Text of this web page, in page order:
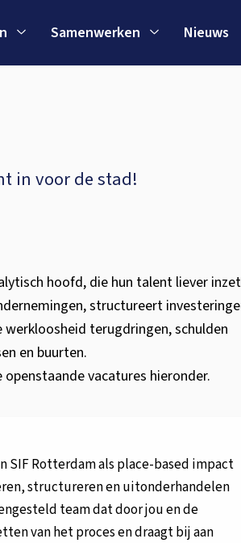
Samenwerken Nieuws
in voor de stad!
hoofd, die hun talent liever
structureert
terugdringen, schulden
en buurten.
vacatures hieronder.
SIF Rotterdam als place-based impact
structureren en uitonderhandelen
team dat door jou en de
van het proces en draagt bij aan